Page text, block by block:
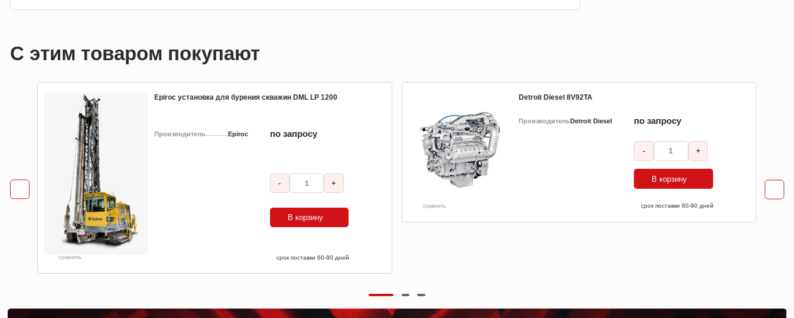
С этим товаром покупают
Epiroc установка для бурения скважин DML LP 1200
Производитель Epiroc по запросу
срок поставки 60-90 дней
- +
В корзину
сравнить
Detroit Diesel 8V92TA
ПроизводительDetroit Diesel по запросу
срок поставки 60-90 дней
- +
В корзину
сравнить